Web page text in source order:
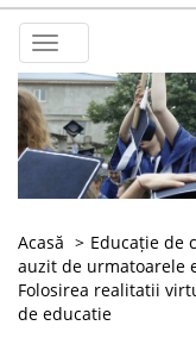
Toggle
navigation
Acasă Educație de
auzit de urmatoarele
Folosirea realitatii
de educatie